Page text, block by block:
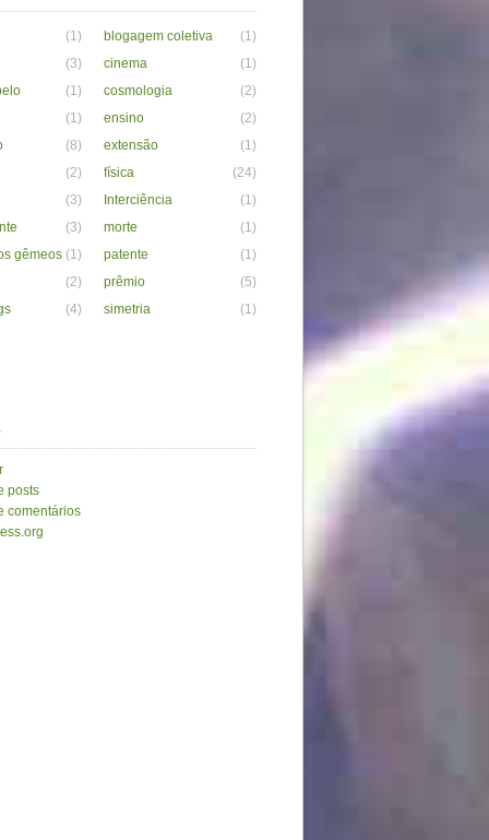
(1) blogagem coletiva
(1)
(3)
cinema
(1)
(1) cosmologia
(2)
(1)
ensino
(2)
(8) extensão
(1)
(2)
física
(24)
(3)
Interciência
(1)
(3) morte
(1)
gêmeos (1) patente
(1)
(2)
prêmio
(5)
(4) simetria (1)
posts
comentários